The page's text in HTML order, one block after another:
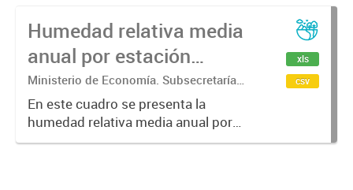
Humedad relativa media
anual por estación
meteorológica.
Ministerio de Economía. Subsecretaría
de Coordinación Económica y
Estadística. Dirección Provincial de
Estadística
En este cuadro se presenta la
humedad relativa media anual por
estación meteorológica y por año
xls
csv